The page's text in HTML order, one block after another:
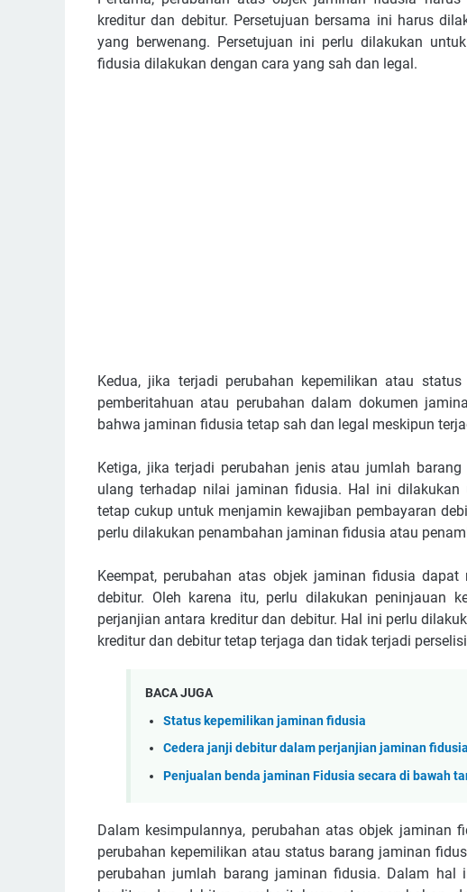
kreditur dan debitur. Persetujuan bersama ini harus
yang berwenang. Persetujuan ini perlu dilakukan
fidusia dilakukan dengan cara yang sah dan legal.
Kedua, jika terjadi perubahan kepemilikan atau
pemberitahuan atau perubahan dalam dokumen
bahwa jaminan fidusia tetap sah dan legal meskipun
Ketiga, jika terjadi perubahan jenis atau jumlah
ulang terhadap nilai jaminan fidusia. Hal ini
tetap cukup untuk menjamin kewajiban pembayaran
perlu dilakukan penambahan jaminan fidusia atau
Keempat, perubahan atas objek jaminan fidusia
debitur. Oleh karena itu, perlu dilakukan peninjauan
perjanjian antara kreditur dan debitur. Hal ini perlu
kreditur dan debitur tetap terjaga dan tidak terjadi
BACA JUGA
Status kepemilikan jaminan fidusia
Cedera janji debitur dalam perjanjian jaminan fidusia
Penjualan benda jaminan Fidusia secara di bawah
Dalam kesimpulannya, perubahan atas objek jaminan
perubahan kepemilikan atau status barang jaminan
perubahan jumlah barang jaminan fidusia. Dalam hal